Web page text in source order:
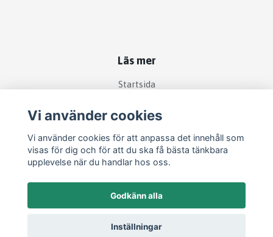
Läs mer
Startsida
Kontakt
Om köp och returer
Produkter
–Powered by Quickbutik
Vi använder cookies
Vi använder cookies för att anpassa det innehåll som
visas för dig och för att du ska få bästa tänkbara
upplevelse när du handlar hos oss.
Godkänn alla
Inställningar